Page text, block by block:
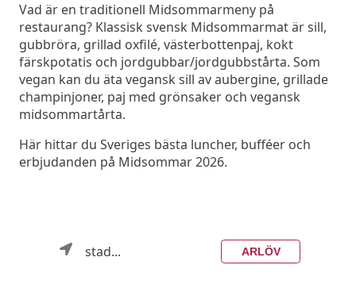
Vad är en traditionell Midsommarmeny på
restaurang? Klassisk svensk Midsommarmat är sill,
gubbröra, grillad oxfilé, västerbottenpaj, kokt
färskpotatis och jordgubbar/jordgubbstårta. Som
vegan kan du äta vegansk sill av aubergine, grillade
champinjoner, paj med grönsaker och vegansk
midsommartårta.
Här hittar du Sveriges bästa luncher, bufféer och
erbjudanden på Midsommar 2026.
stad... ARLÖV